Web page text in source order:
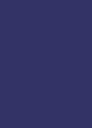
öppnas